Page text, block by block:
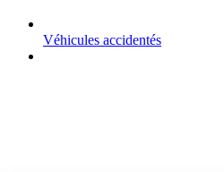
Véhicules accidentés